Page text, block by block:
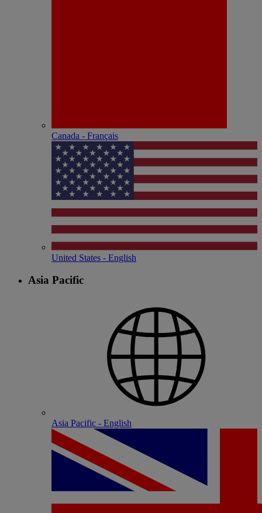
Canada - Français
United States - English
Asia Pacific
Asia Pacific - English